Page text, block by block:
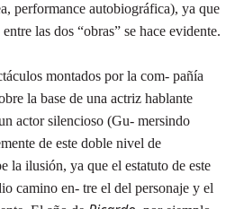
performance autobiográfica), ya que
las dos “obras” se hace evidente.
montados por la com- pañía
la base de una actriz hablante
actor silencioso (Gu- mersindo
de este doble nivel de
la ilusión, ya que el estatuto de este
camino en- tre el del personaje y el